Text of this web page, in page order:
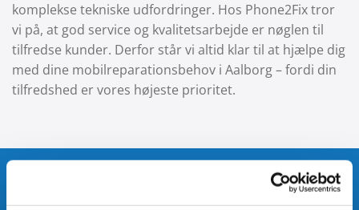
komplekse tekniske udfordringer. Hos Phone2Fix tror
vi på, at god service og kvalitetsarbejde er nøglen til
tilfredse kunder. Derfor står vi altid klar til at hjælpe dig
med dine mobilreparationsbehov i Aalborg – fordi din
tilfredshed er vores højeste prioritet.